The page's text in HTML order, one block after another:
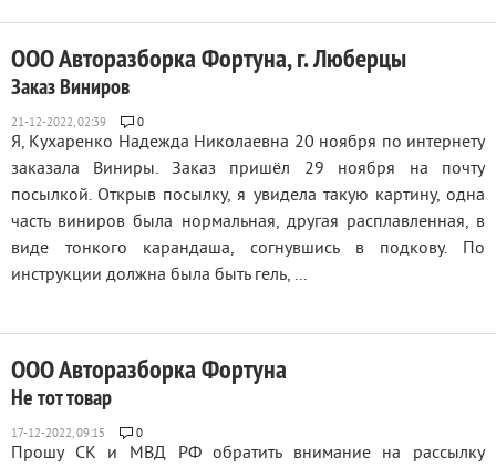
ООО Авторазборка Фортуна, г. Люберцы
Заказ Виниров
0
Я, Кухаренко Надежда Николаевна 20 ноября по интернету
заказала Виниры. Заказ пришёл 29 ноября на почту
посылкой. Открыв посылку, я увидела такую картину, одна
часть виниров была нормальная, другая расплавленная, в
виде тонкого карандаша, согнувшись в подкову. По
инструкции должна была быть гель, ...
ООО Авторазборка Фортуна
Не тот товар
0
Прошу СК и МВД РФ обратить внимание на рассылку